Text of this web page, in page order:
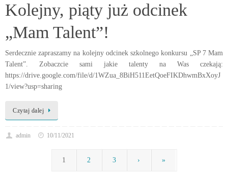
Kolejny, piąty już odcinek
„Mam Talent”!
Serdecznie zapraszamy na kolejny odcinek szkolnego konkursu „SP 7 Mam
Talent”. Zobaczcie sami jakie talenty na Was czekają:
https://drive.google.com/file/d/1WZua_8BiH511EetQoeFIKDhwmBxXoyJ
1/view?usp=sharing
Czytaj dalej
admin 10/11/2021
1 2 3 › »